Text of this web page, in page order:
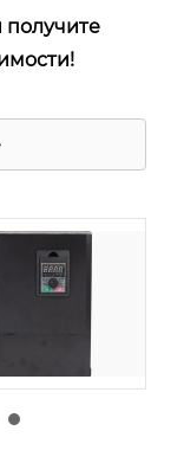
получите
|29 1 月,